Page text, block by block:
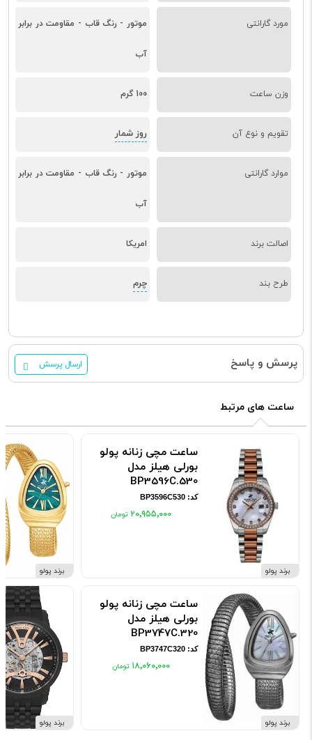
مورد گارانتی موتور - رنگ قاب - مقاومت در برابر
آب
وزن ساعت 100 گرم
تقویم و نوع آن روز شمار
موارد گارانتی موتور - رنگ قاب - مقاومت در برابر
آب
اصالت برند امریکا
طرح بند چرم
پرسش و پاسخ ارسال پرسش
ساعت های مرتبط
برند پولو
ساعت مچی زنانه پولو
بورلی هیلز مدل
BP3596C.530
کد: BP3596C530
۲۰٬۹۵۵٬۰۰۰
برند پولو
ساعت مچی زنانه پولو
بورلی هیلز مدل
BP3747C.320
کد: BP3747C320
۱۸٬۰۶۰٬۰۰۰
برند پولو
برند پولو